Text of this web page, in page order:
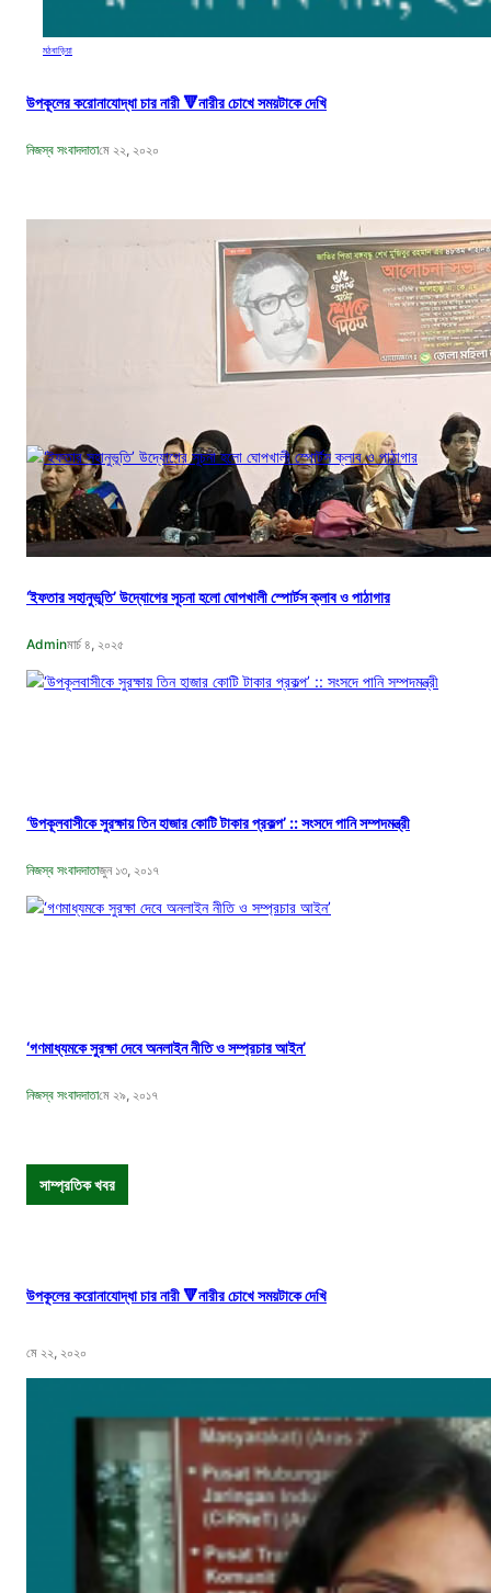
মঠবাড়িয়া
উপকূলের করোনাযোদ্ধা চার নারী 🔻নারীর চোখে সময়টাকে দেখি
নিজস্ব সংবাদদাতামে ২২, ২০২০
বঙ্গবন্ধুর শাহাদাৎ বার্ষিকী উপলক্ষে পিরোজপুরে জেলা মহিলা আওয়ামীলীগের দোয়া মাহফিল
‘ইফতার সহানুভূতি’ উদ্যোগের সূচনা হলো ঘোপখালী স্পোর্টস ক্লাব ও পাঠাগার
Adminমার্চ ৪, ২০২৫
‘উপকূলবাসীকে সুরক্ষায় তিন হাজার কোটি টাকার প্রকল্প’ :: সংসদে পানি সম্পদমন্ত্রী
নিজস্ব সংবাদদাতাজুন ১৩, ২০১৭
‘গণমাধ্যমকে সুরক্ষা দেবে অনলাইন নীতি ও সম্প্রচার আইন’
নিজস্ব সংবাদদাতামে ২৯, ২০১৭
সাম্প্রতিক খবর
উপকূলের করোনাযোদ্ধা চার নারী 🔻নারীর চোখে সময়টাকে দেখি
মে ২২, ২০২০